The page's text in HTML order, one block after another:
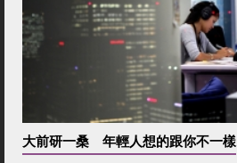
大前研一桑 年輕人想的跟你不一樣